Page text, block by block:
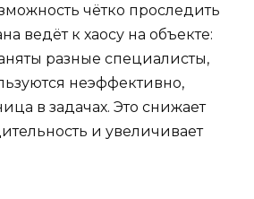
чётко проследить
ведёт к хаосу на объекте:
разные специалисты,
неэффективно,
в задачах. Это снижает
и увеличивает